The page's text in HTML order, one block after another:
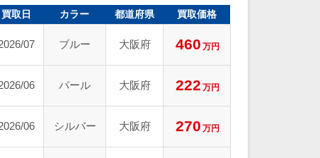
買取日 カラー 都道府県 買取価格
07 ブルー 大阪府 460 万円
06 パール 大阪府 222 万円
06 シルバー 大阪府 270 万円